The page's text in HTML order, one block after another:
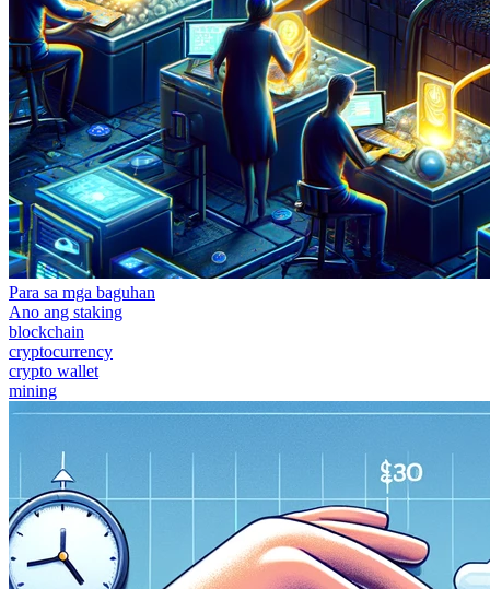
Para sa mga baguhan
Ano ang staking
blockchain
cryptocurrency
crypto wallet
mining